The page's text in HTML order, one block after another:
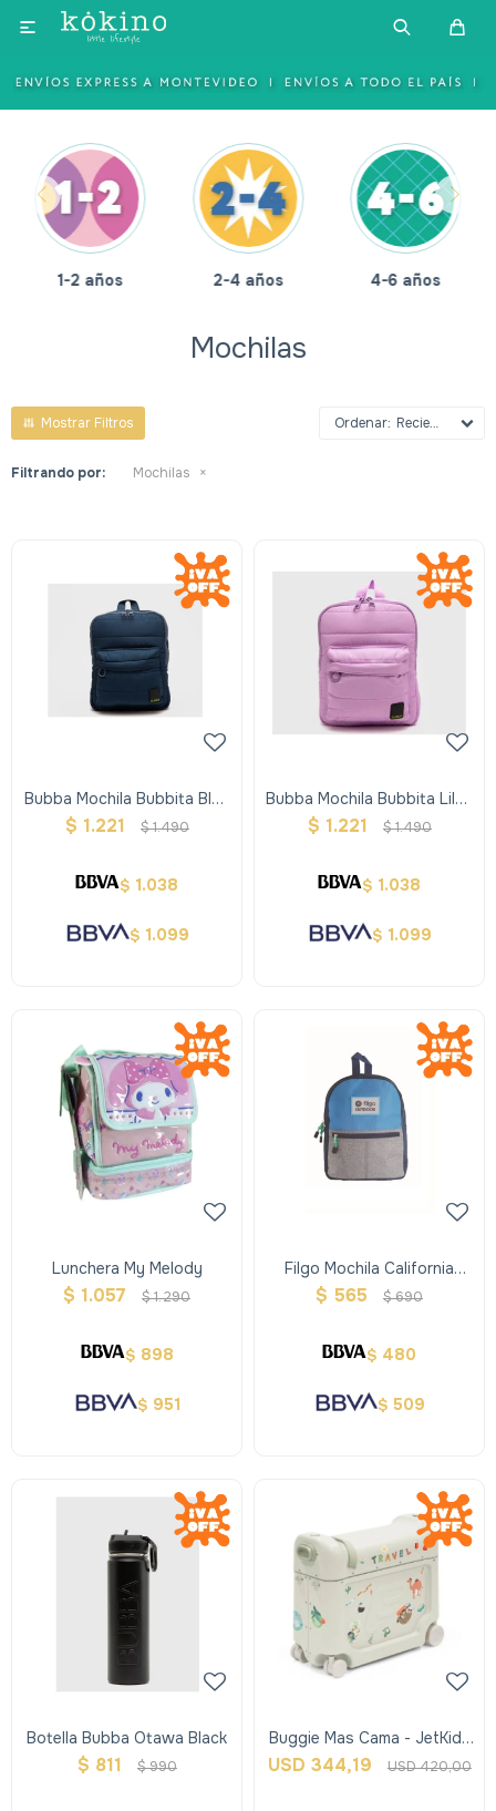

1-2 años 2-4 años 4-6 años
Mochilas
Recientes
Filtrando por: Mochilas
Bubba Mochila Bubbita Blue
Mini
$ 1.221 $1.490
$ 1.038
$ 1.099
Bubba Mochila Bubbita Lilac
Mini
$ 1.221 $1.490
$ 1.038
$ 1.099
Lunchera My Melody
$ 1.057 $1.290
$ 898
$ 951
Filgo Mochila California
Azulgris
$ 565 $690
$ 480
$ 509
Botella Bubba Otawa Black
$ 811 $990
Buggie Mas Cama - JetKids
- Blancoluna
USD 344,19 USD420,00